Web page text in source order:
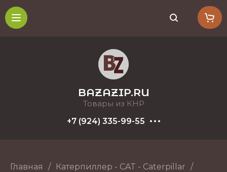
BAZAZIP.RU
Товары из КНР
+7 (924) 335-99-55
Главная / Катерпиллер - CAT - Caterpillar /